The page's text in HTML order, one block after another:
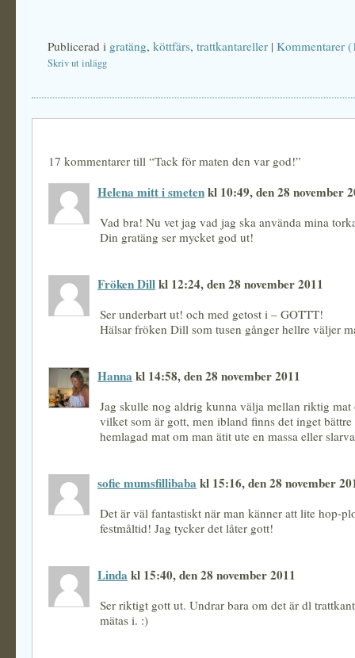
Publicerad i gratäng, köttfärs, trattkantareller | Kommentarer
Skriv ut inlägg
17 kommentarer till “Tack för maten den var god!”
Helena mitt i smetenkl 10:49, den 28 november
Vad bra! Nu vet jag vad jag ska använda mina
Din gratäng ser mycket god ut!
Fröken Dillkl 12:24, den 28 november 2011
Ser underbart ut! och med getost i – GOTTT!
Hälsar fröken Dill som tusen gånger hellre väljer
Hanna kl 14:58, den 28 november 2011
Jag skulle nog aldrig kunna välja mellan riktig mat
vilket som är gott, men ibland finns det inget
hemlagad mat om man ätit ute en massa eller
sofie mumsfillibaba kl 15:16, den 28 november
Det är väl fantastiskt när man känner att lite hop-
festmåltid! Jag tycker det låter gott!
Linda kl 15:40, den 28 november 2011
Ser riktigt gott ut. Undrar bara om det är dl
mätas i. :)